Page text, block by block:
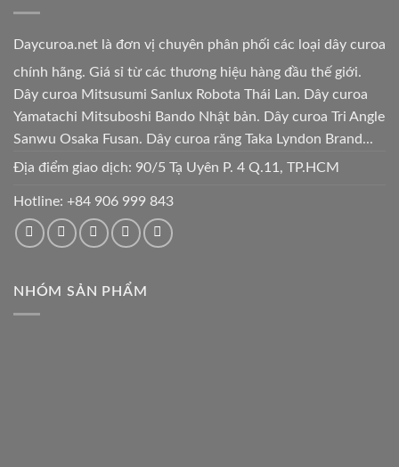
Daycuroa.net là đơn vị chuyên phân phối các loại dây curoa
chính hãng. Giá sỉ từ các thương hiệu hàng đầu thế giới.
Dây curoa Mitsusumi Sanlux Robota Thái Lan. Dây curoa
Yamatachi Mitsuboshi Bando Nhật bản. Dây curoa Tri Angle
Sanwu Osaka Fusan. Dây curoa răng Taka Lyndon Brand...
Địa điểm giao dịch: 90/5 Tạ Uyên P. 4 Q.11, TP.HCM
Hotline: +84 906 999 843
NHÓM SẢN PHẨM